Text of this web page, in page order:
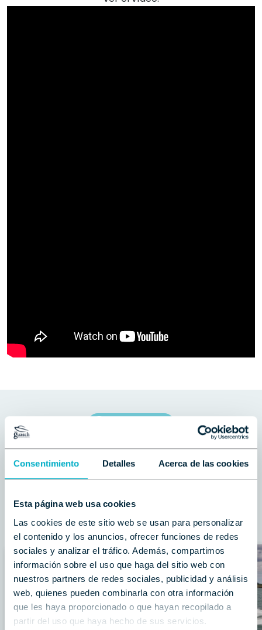
Consentimiento Detalles Acerca de las cookies
Esta página web usa cookies
Las cookies de este sitio web se usan para personalizar
el contenido y los anuncios, ofrecer funciones de redes
sociales y analizar el tráfico. Además, compartimos
información sobre el uso que haga del sitio web con
nuestros partners de redes sociales, publicidad y análisis
web, quienes pueden combinarla con otra información
que les haya proporcionado o que hayan recopilado a
partir del uso que haya hecho de sus servicios.
Ofertas
relacionadas
Consulta las ofertas destacadas de nuestro stock